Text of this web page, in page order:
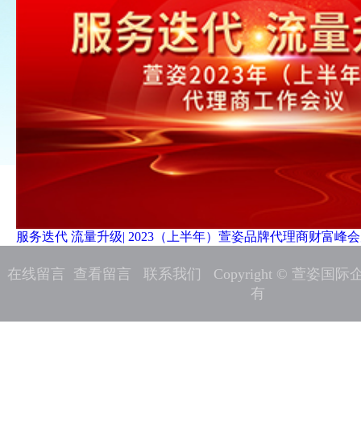
服务迭代 流量升级| 2023（上半年）萱姿品牌代理商财富峰
在线留言 查看留言 联系我们
Copyright © 萱姿国际
有